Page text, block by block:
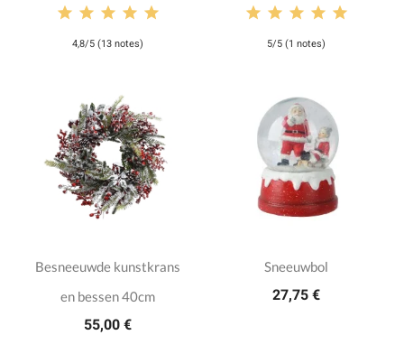
4,8/5 (13 notes) 5/5 (1 notes)
Besneeuwde kunstkrans
en bessen 40cm
55,00 €
Sneeuwbol
27,75 €